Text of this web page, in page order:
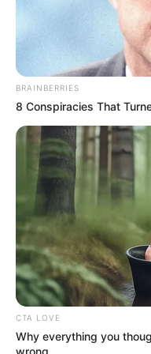
Biodata,
BRAINBERRIES
8 Conspiracies That
CTA LOVE
Why everything you